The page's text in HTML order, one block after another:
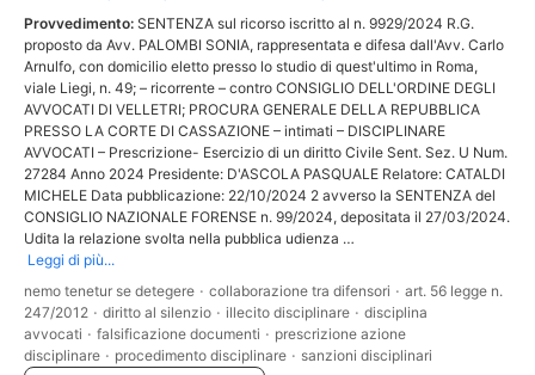
Provvedimento: SENTENZA sul ricorso iscritto al n. 9929/2024 R.G.
proposto da Avv. PALOMBI SONIA, rappresentata e difesa dall'Avv. Carlo
Arnulfo, con domicilio eletto presso lo studio di quest'ultimo in Roma,
viale Liegi, n. 49; – ricorrente – contro CONSIGLIO DELL'ORDINE DEGLI
AVVOCATI DI VELLETRI; PROCURA GENERALE DELLA REPUBBLICA
PRESSO LA CORTE DI CASSAZIONE – intimati – DISCIPLINARE
AVVOCATI – Prescrizione- Esercizio di un diritto Civile Sent. Sez. U Num.
27284 Anno 2024 Presidente: D'ASCOLA PASQUALE Relatore: CATALDI
MICHELE Data pubblicazione: 22/10/2024 2 avverso la SENTENZA del
CONSIGLIO NAZIONALE FORENSE n. 99/2024, depositata il 27/03/2024.
Udita la relazione svolta nella pubblica udienza …
Leggi di più...
nemo tenetur se detegere · collaborazione tra difensori · art. 56 legge n.
247/2012 · diritto al silenzio · illecito disciplinare · disciplina
avvocati · falsificazione documenti · prescrizione azione
disciplinare · procedimento disciplinare · sanzioni disciplinari